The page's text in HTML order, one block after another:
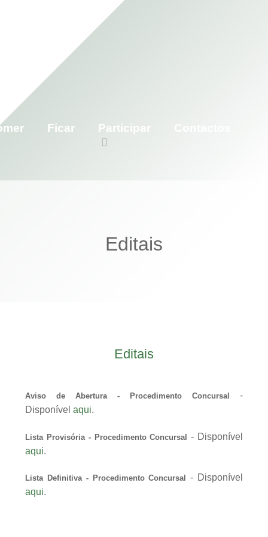
Ficar Participar
Editais
Editais
Aviso de Abertura - Procedimento Concursal
-
Disponível aqui.
Lista Provisória - Procedimento Concursal - Disponível
aqui.
Lista Definitiva - Procedimento Concursal
- Disponível
aqui.